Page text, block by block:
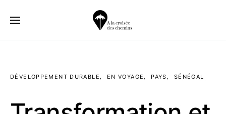
DÉVELOPPEMENT DURABLE EN VOYAGE PAYS SÉNÉGAL